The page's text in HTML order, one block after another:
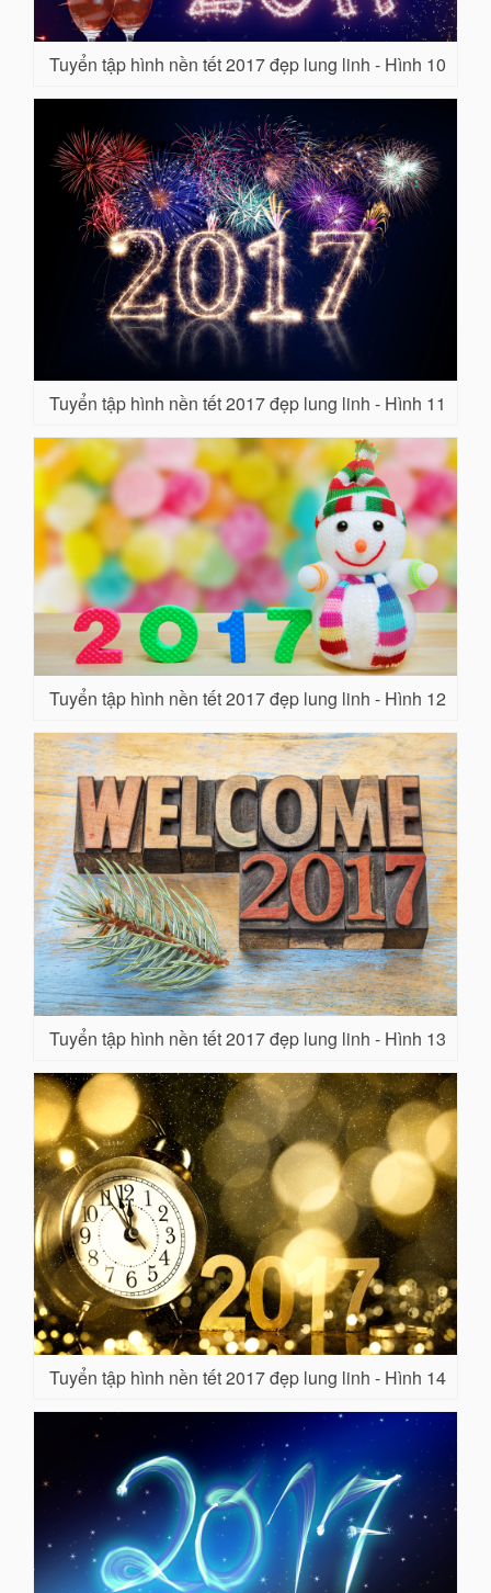
Tuyển tập hình nền tết 2017 đẹp lung linh - Hình 10
Tuyển tập hình nền tết 2017 đẹp lung linh - Hình 11
Tuyển tập hình nền tết 2017 đẹp lung linh - Hình 12
Tuyển tập hình nền tết 2017 đẹp lung linh - Hình 13
Tuyển tập hình nền tết 2017 đẹp lung linh - Hình 14